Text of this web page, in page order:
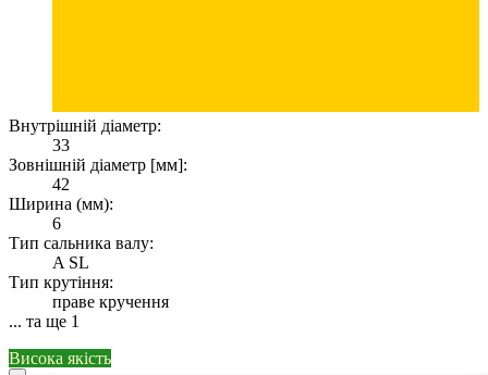
Внутрішній діаметр:
33
Зовнішній діаметр [мм]:
42
Ширина (мм):
6
Тип сальника валу:
A SL
Тип крутіння:
праве кручення
... та ще 1
Висока якість